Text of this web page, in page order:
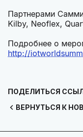
Партнерами
Kilby, Neoflex,
Подробнее о
http://
ВЕРНУТЬСЯ К
ПОДЕЛИТЬСЯ